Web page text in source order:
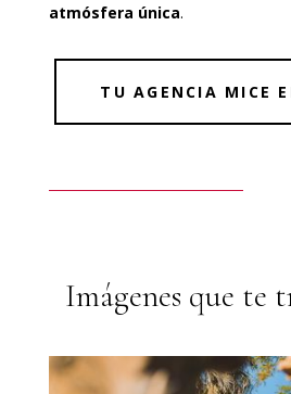
atmósfera única.
TU AGENCIA MICE
Imágenes que te